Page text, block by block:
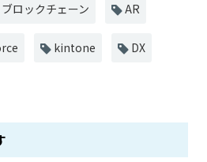
ブロックチェーン AR
kintone DX